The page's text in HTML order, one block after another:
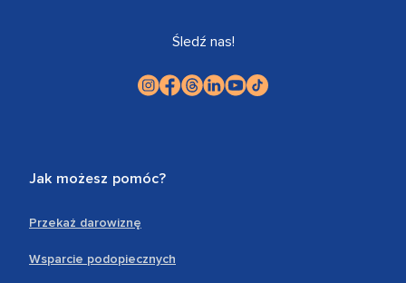
Śledź nas!
Jak możesz pomóc?
Przekaż darowiznę
Wsparcie podopiecznych